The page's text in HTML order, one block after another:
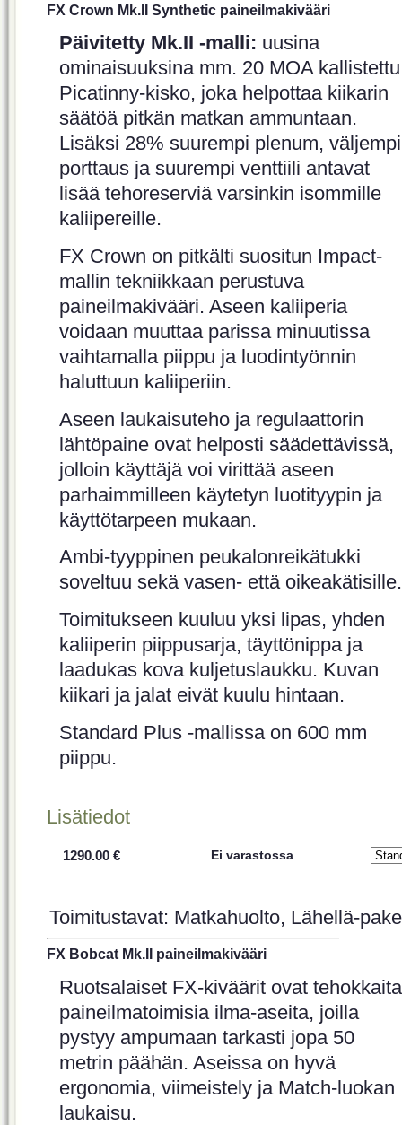
FX Crown Mk.II Synthetic paineilmakivääri
Päivitetty Mk.II -malli: uusina
ominaisuuksina mm. 20 MOA kallistettu
Picatinny-kisko, joka helpottaa kiikarin
säätöä pitkän matkan ammuntaan.
Lisäksi 28% suurempi plenum, väljempi
porttaus ja suurempi venttiili antavat
lisää tehoreserviä varsinkin isommille
kaliipereille.
FX Crown on pitkälti suositun Impact-
mallin tekniikkaan perustuva
paineilmakivääri. Aseen kaliiperia
voidaan muuttaa parissa minuutissa
vaihtamalla piippu ja luodintyönnin
haluttuun kaliiperiin.
Aseen laukaisuteho ja regulaattorin
lähtöpaine ovat helposti säädettävissä,
jolloin käyttäjä voi virittää aseen
parhaimmilleen käytetyn luotityypin ja
käyttötarpeen mukaan.
Ambi-tyyppinen peukalonreikätukki
soveltuu sekä vasen- että oikeakätisille.
Toimitukseen kuuluu yksi lipas, yhden
kaliiperin piippusarja, täyttönippa ja
laadukas kova kuljetuslaukku. Kuvan
kiikari ja jalat eivät kuulu hintaan.
Standard Plus -mallissa on 600 mm
piippu.
Lisätiedot
1290.00 € Ei varastossa
Toimitustavat: Matkahuolto, Lähellä-
FX Bobcat Mk.II paineilmakivääri
Ruotsalaiset FX-kiväärit ovat tehokkaita
paineilmatoimisia ilma-aseita, joilla
pystyy ampumaan tarkasti jopa 50
metrin päähän. Aseissa on hyvä
ergonomia, viimeistely ja Match-luokan
laukaisu.